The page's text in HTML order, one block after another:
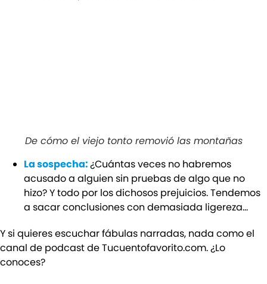
De cómo el viejo tonto removió las montañas
La sospecha:¿Cuántas veces no habremos
acusado a alguien sin pruebas de algo que no
hizo? Y todo por los dichosos prejuicios. Tendemos
a sacar conclusiones con demasiada ligereza…
Y si quieres escuchar fábulas narradas, nada como el
canal de podcast de Tucuentofavorito.com. ¿Lo
conoces?